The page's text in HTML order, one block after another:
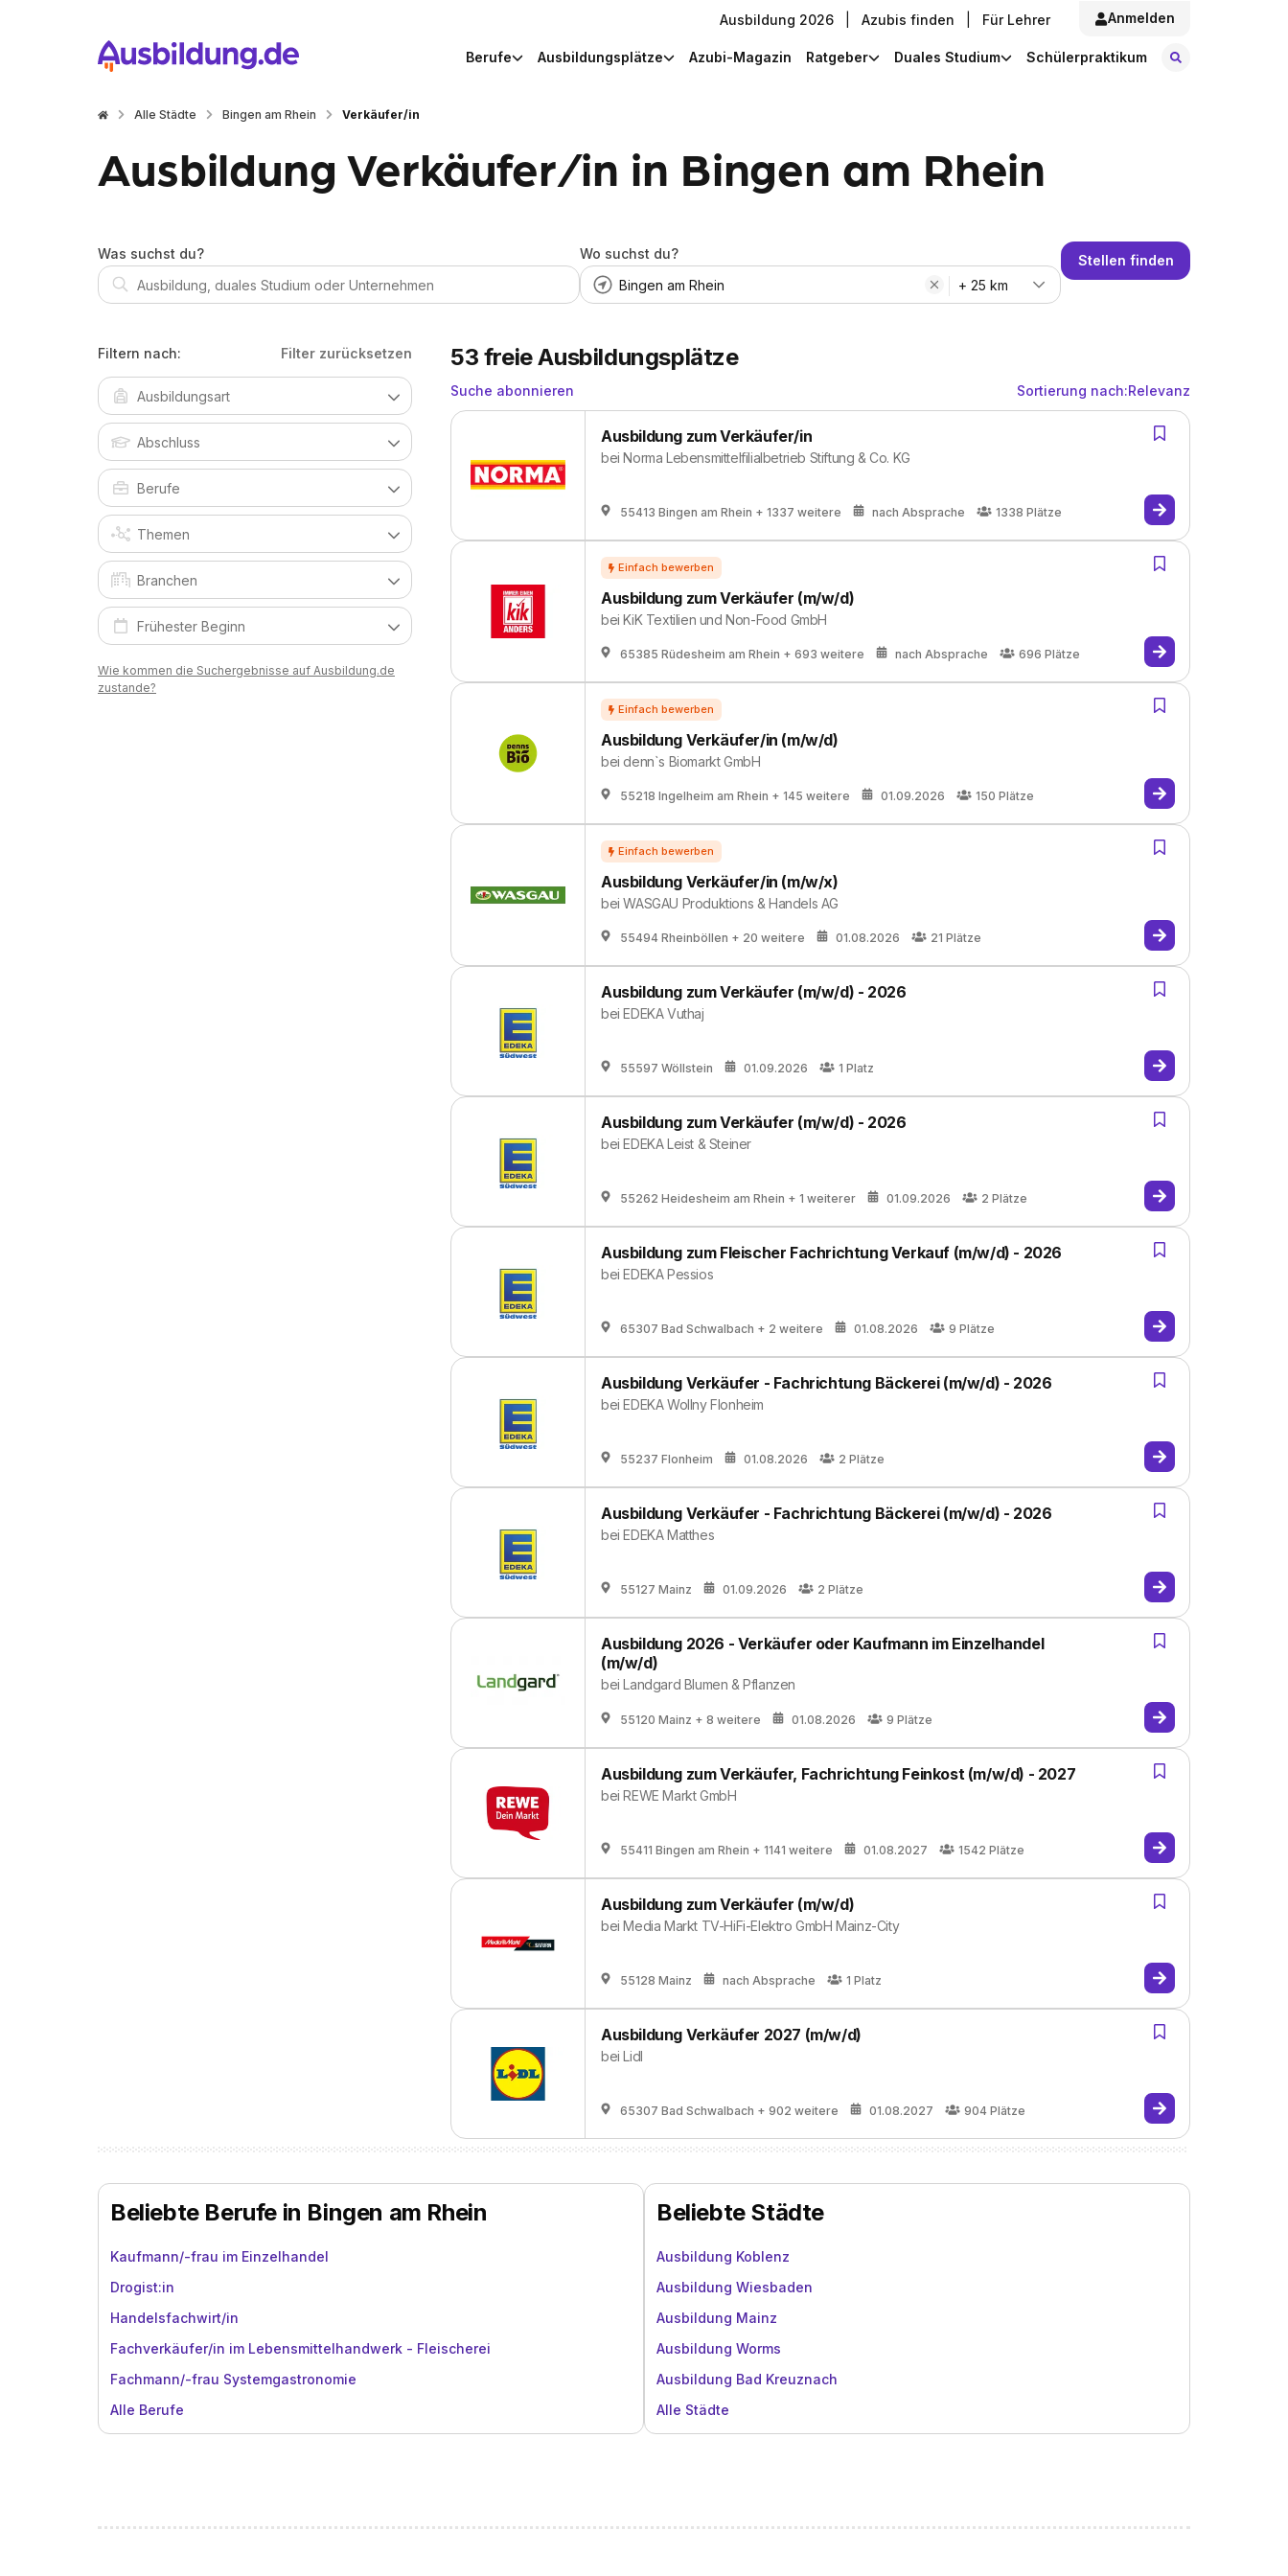
Ausbildung 2026 Azubis finden Für Lehrer Anmelden
Berufe Ausbildungsplätze Azubi-Magazin Ratgeber Duales Studium Schülerpraktikum
Alle Städte Bingen am Rhein Verkäufer/in
Ausbildung Verkäufer/in in Bingen am Rhein
Was suchst du?
Wo suchst du?
+ 25 km
Stellen finden
Filtern nach: Filter zurücksetzen
Wie kommen die Suchergebnisse auf Ausbildung.de
zustande?
53 freie Ausbildungsplätze
Suche abonnieren Sortierung nach:Relevanz
Ausbildung zum Verkäufer/in
beiNorma Lebensmittelfilialbetrieb Stiftung & Co. KG
55413 Bingen am Rhein + 1337 weitere nach Absprache 1338 Plätze
Ausbildung zum Verkäufer (m/w/d)
beiKiK Textilien und Non-Food GmbH
65385 Rüdesheim am Rhein + 693 weitere nach Absprache 696 Plätze
Ausbildung Verkäufer/in (m/w/d)
beidenn`s Biomarkt GmbH
55218 Ingelheim am Rhein + 145 weitere 01.09.2026 150 Plätze
Ausbildung Verkäufer/in (m/w/x)
beiWASGAU Produktions & Handels AG
55494 Rheinböllen + 20 weitere 01.08.2026 21 Plätze
Ausbildung zum Verkäufer (m/w/d) - 2026
beiEDEKA Vuthaj
55597 Wöllstein 01.09.2026 1 Platz
Ausbildung zum Verkäufer (m/w/d) - 2026
beiEDEKA Leist & Steiner
55262 Heidesheim am Rhein + 1 weiterer 01.09.2026 2 Plätze
Ausbildung zum Fleischer Fachrichtung Verkauf (m/w/d) - 2026
beiEDEKA Pessios
65307 Bad Schwalbach + 2 weitere 01.08.2026 9 Plätze
Ausbildung Verkäufer - Fachrichtung Bäckerei (m/w/d) - 2026
beiEDEKA Wollny Flonheim
55237 Flonheim 01.08.2026 2 Plätze
Ausbildung Verkäufer - Fachrichtung Bäckerei (m/w/d) - 2026
beiEDEKA Matthes
55127 Mainz 01.09.2026 2 Plätze
Ausbildung 2026 - Verkäufer oder Kaufmann im Einzelhandel
(m/w/d)
beiLandgard Blumen & Pflanzen
55120 Mainz + 8 weitere 01.08.2026 9 Plätze
Ausbildung zum Verkäufer, Fachrichtung Feinkost (m/w/d) - 2027
beiREWE Markt GmbH
55411 Bingen am Rhein + 1141 weitere 01.08.2027 1542 Plätze
Ausbildung zum Verkäufer (m/w/d)
beiMedia Markt TV-HiFi-Elektro GmbH Mainz-City
55128 Mainz nach Absprache 1 Platz
Ausbildung Verkäufer 2027 (m/w/d)
beiLidl
65307 Bad Schwalbach + 902 weitere 01.08.2027 904 Plätze
Beliebte Berufe in Bingen am Rhein
Kaufmann/-frau im Einzelhandel
Drogist:in
Handelsfachwirt/in
Fachverkäufer/in im Lebensmittelhandwerk - Fleischerei
Fachmann/-frau Systemgastronomie
Alle Berufe
Beliebte Städte
Ausbildung Koblenz
Ausbildung Wiesbaden
Ausbildung Mainz
Ausbildung Worms
Ausbildung Bad Kreuznach
Alle Städte